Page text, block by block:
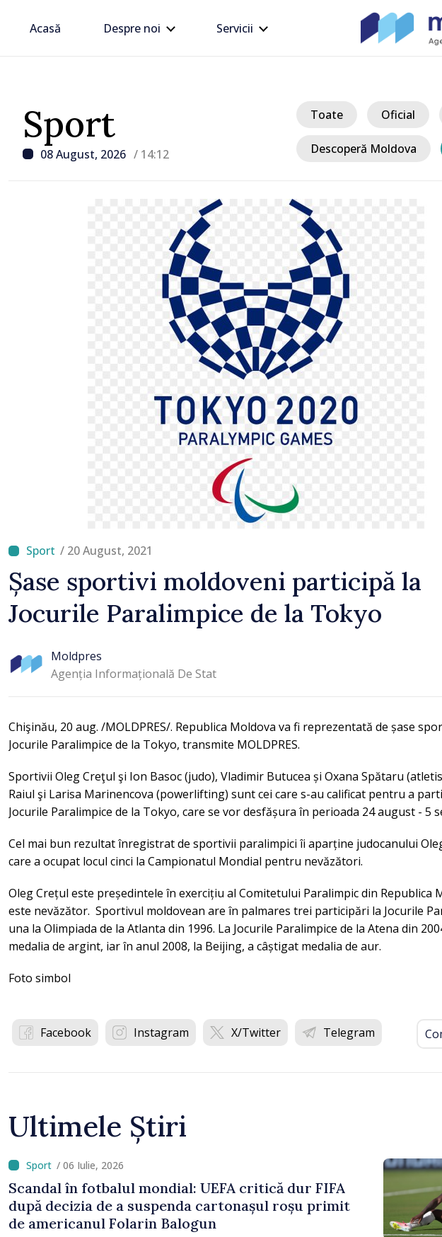
Acasă Despre noi Servicii
Sport
08 August, 2026 / 14:12
Toate Oficial
Descoperă Moldova
/ 20 August, 2021
Șase sportivi moldoveni participă la
Jocurile Paralimpice de la Tokyo
Moldpres
Agenția Informațională De Stat
Chişinău, 20 aug. /MOLDPRES/. Republica Moldova va fi reprezentată de șase
Jocurile Paralimpice de la Tokyo, transmite MOLDPRES.
Sportivii Oleg Creţul şi Ion Basoc (judo), Vladimir Butucea și Oxana Spătaru
Raiul şi Larisa Marinencova (powerlifting) sunt cei care s-au calificat pentru a
Jocurile Paralimpice de la Tokyo, care se vor desfășura în perioada 24 august - 5
Cel mai bun rezultat înregistrat de sportivii paralimpici îi aparține judocanului
care a ocupat locul cinci la Campionatul Mondial pentru nevăzători.
Oleg Crețul este președintele în exercițiu al Comitetului Paralimpic din Republica
este nevăzător. Sportivul moldovean are în palmares trei participări la Jocurile
una la Olimpiada de la Atlanta din 1996. La Jocurile Paralimpice de la Atena din
medalia de argint, iar în anul 2008, la Beijing, a câștigat medalia de aur.
Foto simbol
Facebook Instagram X/Twitter Telegram
Ultimele Știri
/ 06 Iulie, 2026
Scandal în fotbalul mondial: UEFA critică dur FIFA
după decizia de a suspenda cartonașul roșu primit
de americanul Folarin Balogun
Moldova sunt EU // Tamara
Șchiopu, antreprenoarea care
construiește punți între Marea
Britanie și Republica Moldova